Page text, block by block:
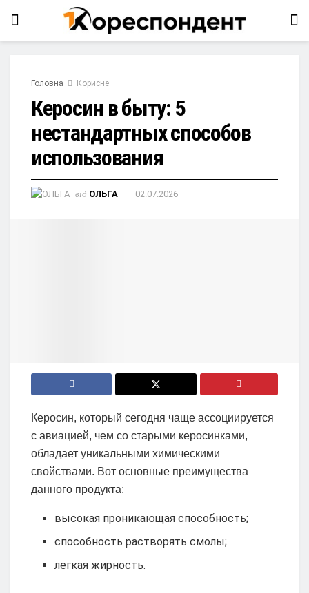
Головна Корисне
Керосин в быту: 5
нестандартных способов
использования
від ОЛЬГА 02.07.2026
Керосин, который сегодня чаще ассоциируется
с авиацией, чем со старыми керосинками,
обладает уникальными химическими
свойствами. Вот основные преимущества
данного продукта:
высокая проникающая способность;
способность растворять смолы;
легкая жирность.